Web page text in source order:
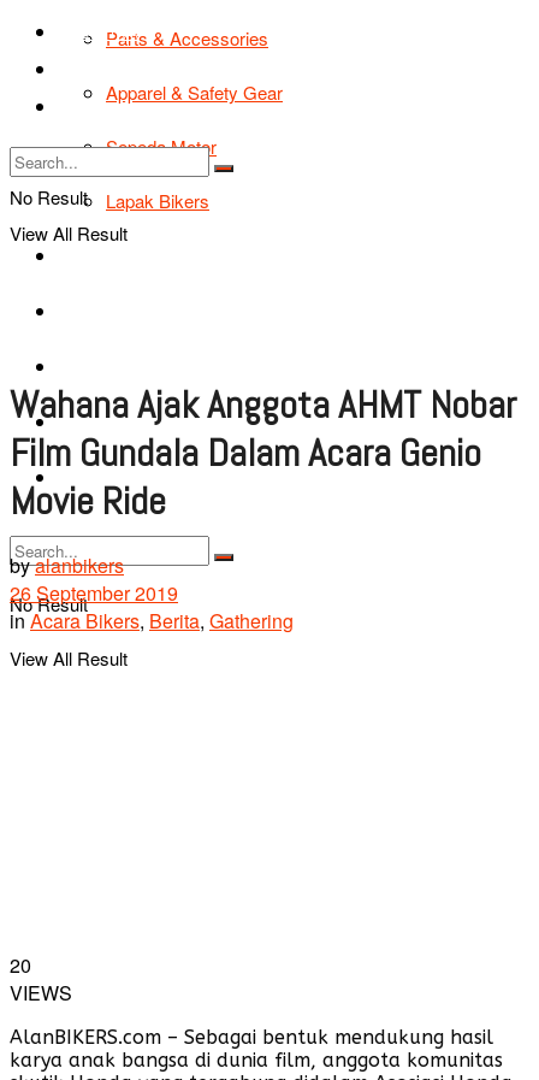
Parts & Accessories
Apparel & Safety Gear
Sepeda Motor
Lapak Bikers
Bikers Cars
No Result
View All Result
TIPS & TRIK
Tentang Kami
No Result
View All Result
Wahana Ajak Anggota AHMT Nobar
Film Gundala Dalam Acara Genio
Movie Ride
byalanbikers
26 September 2019
in Acara Bikers, Berita, Gathering
20
VIEWS
AlanBIKERS.com – Sebagai bentuk mendukung hasil
karya anak bangsa di dunia film, anggota komunitas